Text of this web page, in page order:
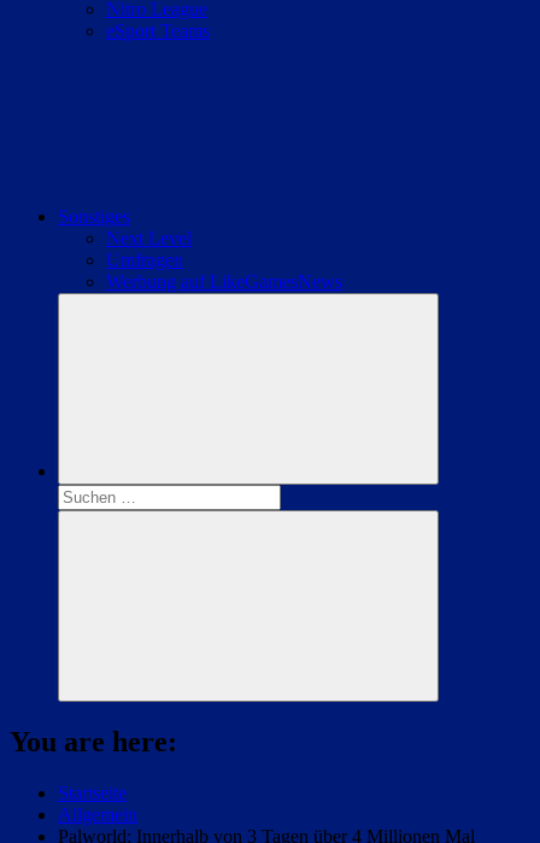
Nitro League
eSport Teams
Sonstiges
Next Level
Umfragen
Werbung auf LikeGamesNews
Suchen
nach:
Suchen
You are here:
Startseite
Allgemein
Palworld: Innerhalb von 3 Tagen über 4 Millionen Mal